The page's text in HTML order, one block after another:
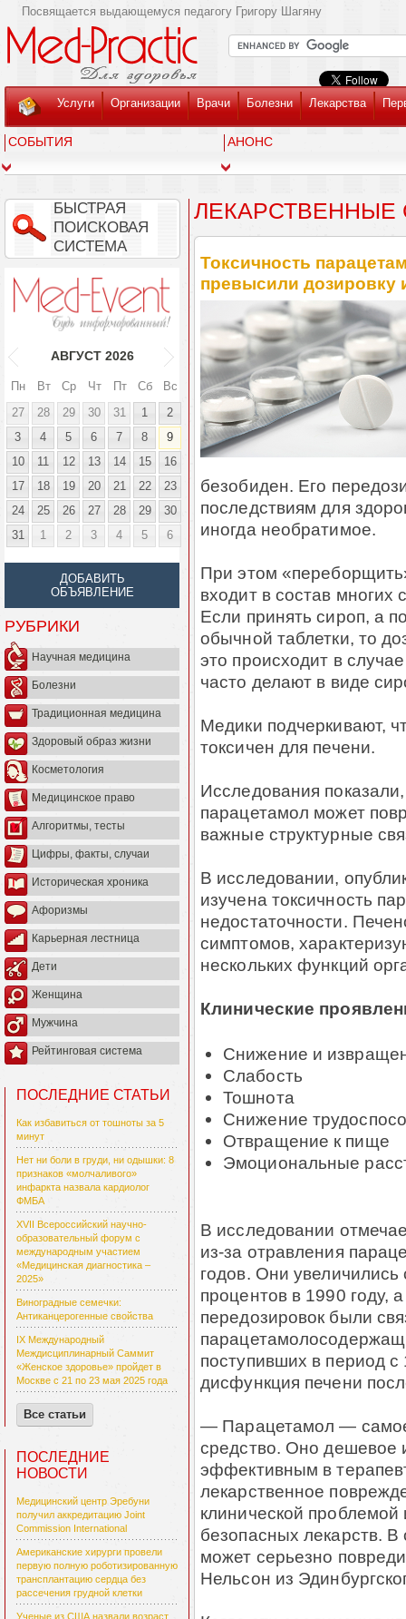
Посвящается выдающемуся педагогу Григору Шагяну
Услуги Организации Врачи Болезни Лекарства
СОБЫТИЯ АНОНС
БЫСТРАЯ
ПОИСКОВАЯ
СИСТЕМА
АВГУСТ 2026
Пн Вт Ср Чт Пт Сб
Вс
27
28 29 30 31 1
2
3
4 5 6 7 8
9
10
11 12 13 14 15
16
17
18 19 20 21 22
23
24
25 26 27 28 29
30
31
1 2 3 4 5 6
ДОБАВИТЬ
ОБЪЯВЛЕНИЕ
РУБРИКИ
Научная медицина
Болезни
Традиционная медицина
Здоровый образ жизни
Косметология
Медицинское право
Алгоритмы, тесты
Цифры, факты, случаи
Историческая хроника
Афоризмы
Карьерная лестница
Дети
Женщина
Мужчина
Рейтинговая система
ПОСЛЕДНИЕ СТАТЬИ
Как избавиться от тошноты за 5
минут
Нет ни боли в груди, ни одышки: 8
признаков «молчаливого»
инфаркта назвала кардиолог
ФМБА
XVII Всероссийский научно-
образовательный форум с
международным участием
«Медицинская диагностика –
2025»
Виноградные семечки:
Антиканцерогенные свойства
IX Международный
Междисциплинарный Саммит
«Женское здоровье» пройдет в
Москве с 21 по 23 мая 2025 года
Все статьи
ПОСЛЕДНИЕ
НОВОСТИ
Медицинский центр Эребуни
получил аккредитацию Joint
Commission International
Американские хирурги провели
первую полную роботизированную
трансплантацию сердца без
рассечения грудной клетки
Ученые из США назвали возраст
ЛЕКАРСТВЕННЫЕ
Токсичность
превысили дозировку
безобиден. Его
последствиям для
иногда необратимое.
При этом
входит в состав многих
Если принять сироп, а
обычной таблетки, то
это происходит в
часто делают в виде
Медики подчеркивают,
токсичен для печени.
Исследования
парацетамол может
важные структурные
В исследовании,
изучена токсичность
недостаточности.
симптомов,
нескольких функций
Клинические
Снижение и
Слабость
Тошнота
Снижение
Отвращение к пище
Эмоциональные
В исследовании
из-за отравления
годов. Они
процентов в 1990 году,
передозировок были
поступивших в период
дисфункция печени
— Парацетамол —
средство. Оно дешевое
эффективным в
лекарственное
клинической
безопасных лекарств.
может серьезно
Нельсон из